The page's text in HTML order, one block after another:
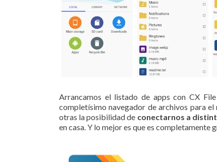
Arrancamos el listado de apps con CX
completísimo navegador de archivos para
otras la posibilidad de conectarnos a
en casa. Y lo mejor es que es completamente